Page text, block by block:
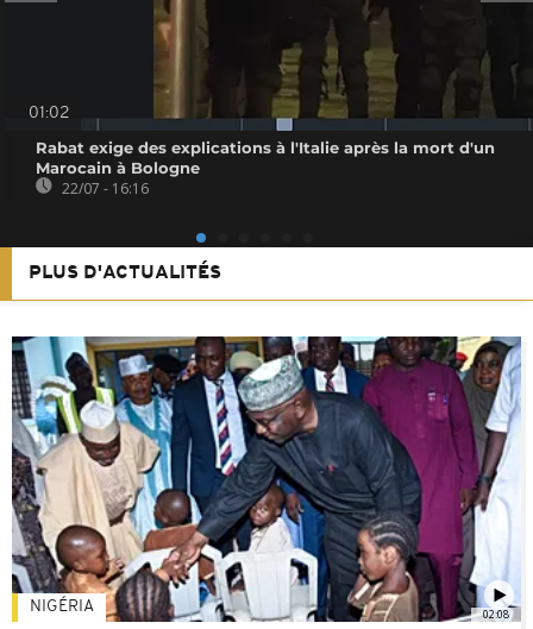
01:02
Rabat exige des explications à l'Italie après la mort d'un
Marocain à Bologne
22/07 - 16:16
PLUS D'ACTUALITÉS
02:08
NIGÉRIA